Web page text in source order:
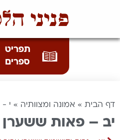
פניני
תפריט
ספרים
דף הבית » אמונה ומצוותיה » י -
יב – פאות ששערן